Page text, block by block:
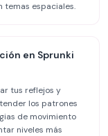
temas espaciales.
en Sprunki
tus reflejos y
los patrones
de movimiento
niveles más